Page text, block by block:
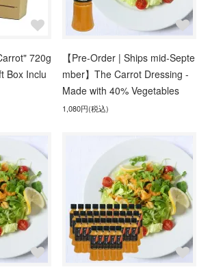
720g
Box Inclu
【Pre-Order | Ships mid-Septe
mber】The Carrot Dressing -
Made with 40% Vegetables
1,080円(税込)